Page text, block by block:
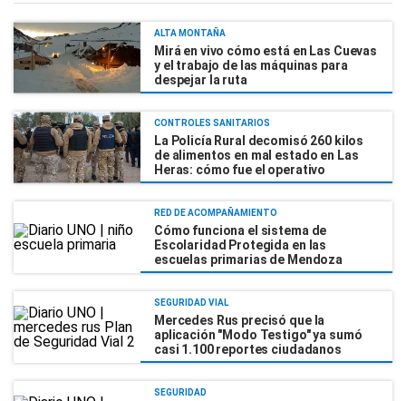
ALTA MONTAÑA
Mirá en vivo cómo está en Las Cuevas
y el trabajo de las máquinas para
despejar la ruta
CONTROLES SANITARIOS
La Policía Rural decomisó 260 kilos
de alimentos en mal estado en Las
Heras: cómo fue el operativo
RED DE ACOMPAÑAMIENTO
Cómo funciona el sistema de
Escolaridad Protegida en las
escuelas primarias de Mendoza
SEGURIDAD VIAL
Mercedes Rus precisó que la
aplicación "Modo Testigo" ya sumó
casi 1.100 reportes ciudadanos
SEGURIDAD